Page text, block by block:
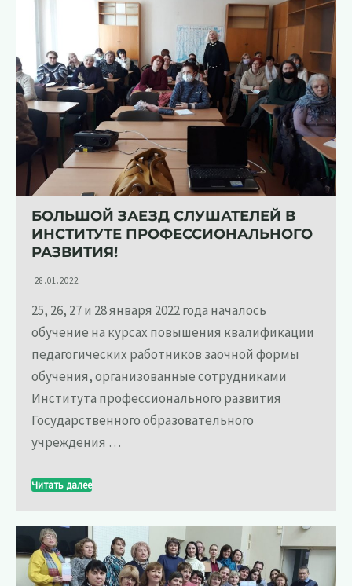
БОЛЬШОЙ ЗАЕЗД СЛУШАТЕЛЕЙ В
ИНСТИТУТЕ ПРОФЕССИОНАЛЬНОГО
РАЗВИТИЯ!
28.01.2022
25, 26, 27 и 28 января 2022 года началось
обучение на курсах повышения квалификации
педагогических работников заочной формы
обучения, организованные сотрудниками
Института профессионального развития
Государственного образовательного
учреждения …
Читать далее